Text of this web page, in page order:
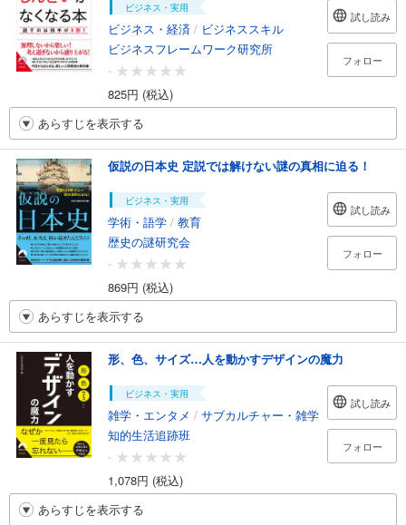
ビジネス・実用
ビジネス・経済 / ビジネススキル
ビジネスフレームワーク研究所
-
825円 (税込)
試し読み
フォロー
あらすじを表示する
仮説の日本史 定説では解けない謎の真相に迫る！
ビジネス・実用
学術・語学 / 教育
歴史の謎研究会
-
869円 (税込)
試し読み
フォロー
あらすじを表示する
形、色、サイズ…人を動かすデザインの魔力
ビジネス・実用
雑学・エンタメ / サブカルチャー・雑学
知的生活追跡班
-
1,078円 (税込)
試し読み
フォロー
あらすじを表示する